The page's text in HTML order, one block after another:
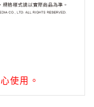
使用。